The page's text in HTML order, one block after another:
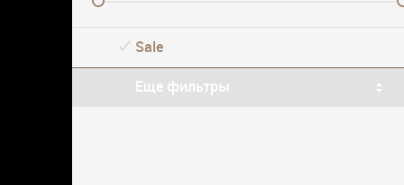
Sale
Еще фильтры